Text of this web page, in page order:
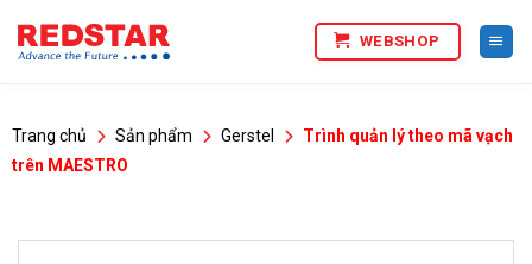
qua
WEBSHOP
Trang chủ Sản phẩm Gerstel
Trình quản lý theo mã vạch
trên MAESTRO